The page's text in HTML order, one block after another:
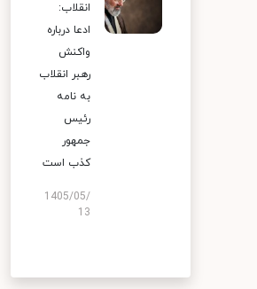
انقلاب:
ادعا درباره
واکنش
رهبر انقلاب
به نامه
رئیس
جمهور
کذب است
1405/05/
13